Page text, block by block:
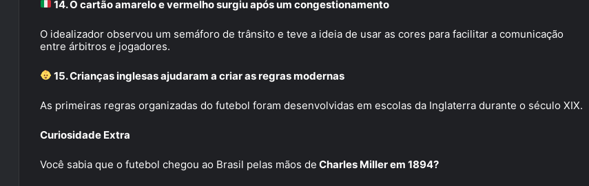
14. O cartão amarelo e vermelho surgiu após um congestionamento
O idealizador observou um semáforo de trânsito e teve a ideia de usar as cores para facilitar a comunicação
entre árbitros e jogadores.
15. Crianças inglesas ajudaram a criar as regras modernas
As primeiras regras organizadas do futebol foram desenvolvidas em escolas da Inglaterra durante o século XIX.
Curiosidade Extra
Você sabia que o futebol chegou ao Brasil pelas mãos de Charles Miller em 1894?